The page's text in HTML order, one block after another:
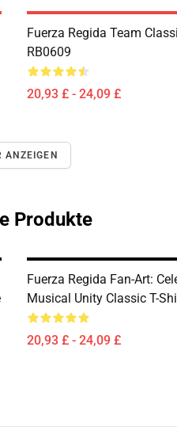
Fuerza Regida Team
RB0609
20,93 £ - 24,09 £
ANZEIGEN
Produkte
Fuerza Regida Fan-Art:
Musical Unity Classic T-
20,93 £ - 24,09 £